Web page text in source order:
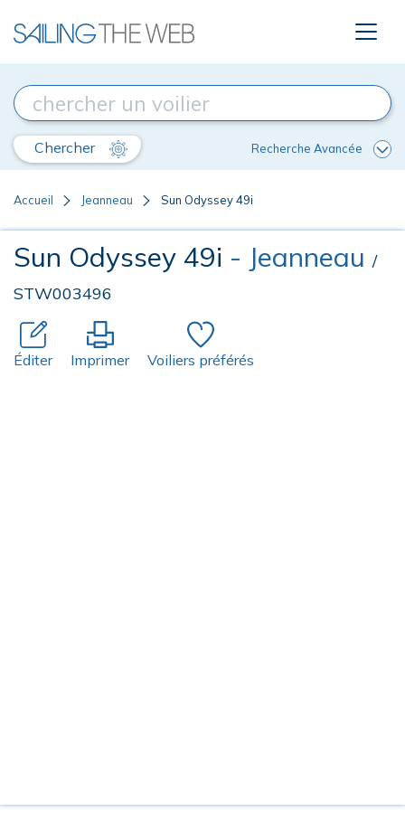
Chercher Recherche Avancée
Accueil Jeanneau Sun Odyssey 49i
Sun Odyssey 49i - Jeanneau /
STW003496
Éditer Imprimer Voiliers préférés